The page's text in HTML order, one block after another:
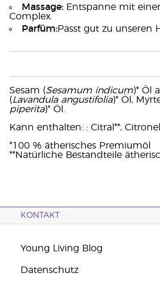
Massage:Entspanne mit einer
Complex.
Parfüm:Passt gut zu unseren
Sesam (Sesamum indicum)* Öl
(Lavandula angustifolia)* Öl,
piperita)* Öl.
Kann enthalten: : Citral**,
*100 % ätherisches Premiumöl
**Natürliche Bestandteile
KONTAKT
Young Living Blog
Datenschutz